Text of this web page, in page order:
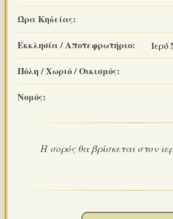
Ώρα Κηδείας:
Εκκλησία / Αποτεφρωτήριο: Ιερό
Πόλη / Χωριό / Οικισμός:
Νομός:
Η σορός θα βρίσκεται στον